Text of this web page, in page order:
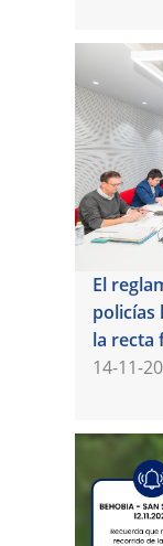
El
policías
la recta
14-11-